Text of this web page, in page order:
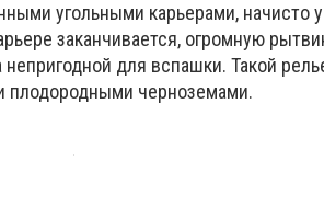
угольными карьерами, начисто
заканчивается, огромную
для вспашки. Такой
плодородными черноземами.